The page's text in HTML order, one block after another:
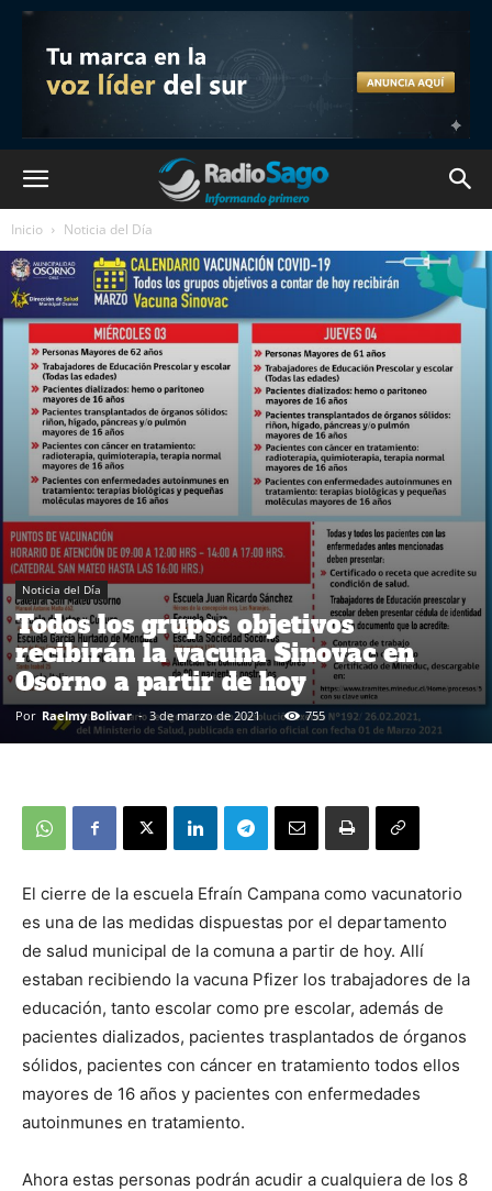
Inicio Noticia del Día
Noticia del Día
Todos los grupos objetivos
recibirán la vacuna Sinovac en
Osorno a partir de hoy
Por Raelmy Bolivar - 3 de marzo de 2021 755
El cierre de la escuela Efraín Campana como vacunatorio
es una de las medidas dispuestas por el departamento
de salud municipal de la comuna a partir de hoy. Allí
estaban recibiendo la vacuna Pfizer los trabajadores de la
educación, tanto escolar como pre escolar, además de
pacientes dializados, pacientes trasplantados de órganos
sólidos, pacientes con cáncer en tratamiento todos ellos
mayores de 16 años y pacientes con enfermedades
autoinmunes en tratamiento.
Ahora estas personas podrán acudir a cualquiera de los 8